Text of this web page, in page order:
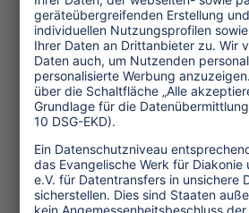
One Planet Guide
Reisen